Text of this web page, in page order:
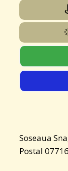
Soseaua
Postal